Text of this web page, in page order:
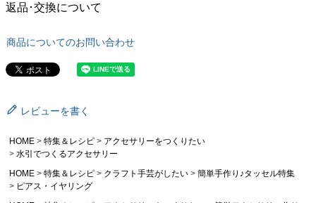
返品･交換について
商品についてのお問い合わせ
レビューを書く
HOME 特集＆レシピ
アクセサリーをつくりたい
水引でつくるアクセサリー
HOME
特集＆レシピ クラフト手芸がしたい
簡単手作り♪タッセル特集
ピアス・イヤリング